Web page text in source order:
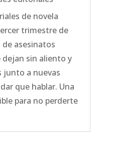
de novela
trimestre de
de asesinatos
dejan sin aliento y
junto a nuevas
que hablar. Una
para no perderte